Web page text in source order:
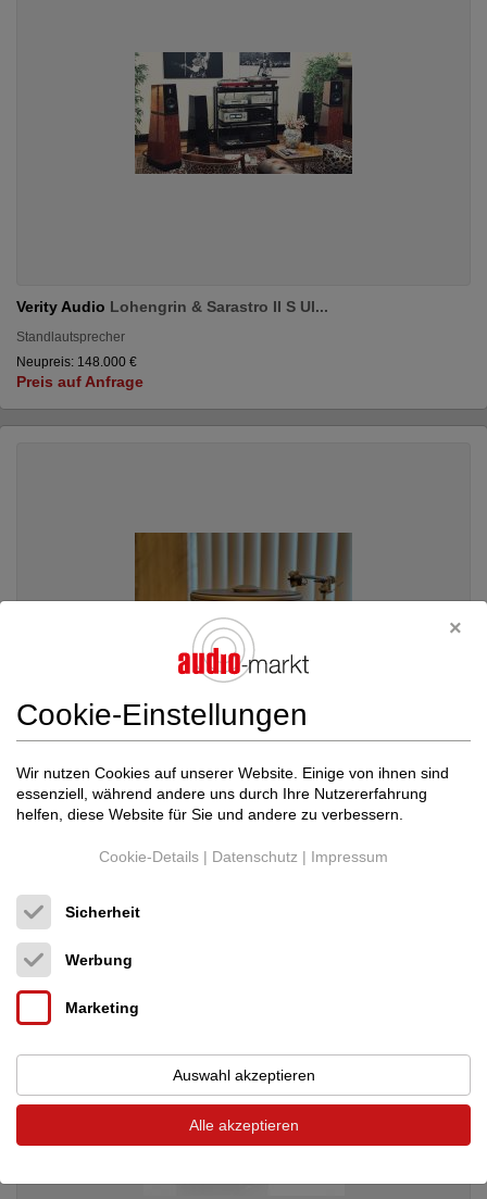
Verity Audio Lohengrin & Sarastro II S Ul...
Standlautsprecher
Neupreis: 148.000 €
Preis auf Anfrage
Simon Yorke DesignsS 9 Flamenco + Klang ...
Neupreis: 12.900 €
Cookie-Einstellungen
Wir nutzen Cookies auf unserer Website. Einige von ihnen sind
essenziell, während andere uns durch Ihre Nutzererfahrung
helfen, diese Website für Sie und andere zu verbessern.
Cookie-Details | Datenschutz | Impressum
Sicherheit
Werbung
Marketing
Auswahl akzeptieren
Alle akzeptieren